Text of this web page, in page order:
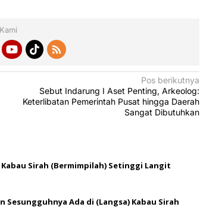
Pos berikutnya
Sebut Indarung I Aset Penting, Arkeolog:
Keterlibatan Pemerintah Pusat hingga Daerah
Sangat Dibutuhkan
Kabau Sirah (Bermimpilah) Setinggi Langit
Sesungguhnya Ada di (Langsa) Kabau Sirah